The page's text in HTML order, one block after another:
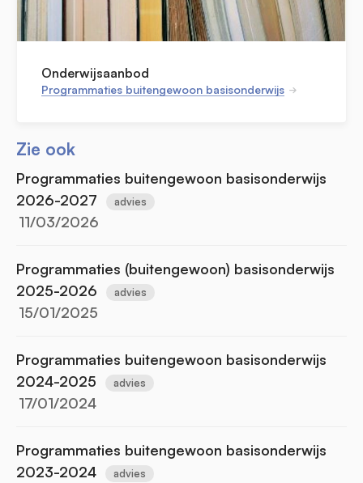
Onderwijsaanbod
Programmaties buitengewoon basisonderwijs
Zie ook
Programmaties buitengewoon basisonderwijs
2026-2027
advies
11/03/2026
Programmaties (buitengewoon) basisonderwijs
2025-2026
advies
15/01/2025
Programmaties buitengewoon basisonderwijs
2024-2025
advies
17/01/2024
Programmaties buitengewoon basisonderwijs
2023-2024
advies